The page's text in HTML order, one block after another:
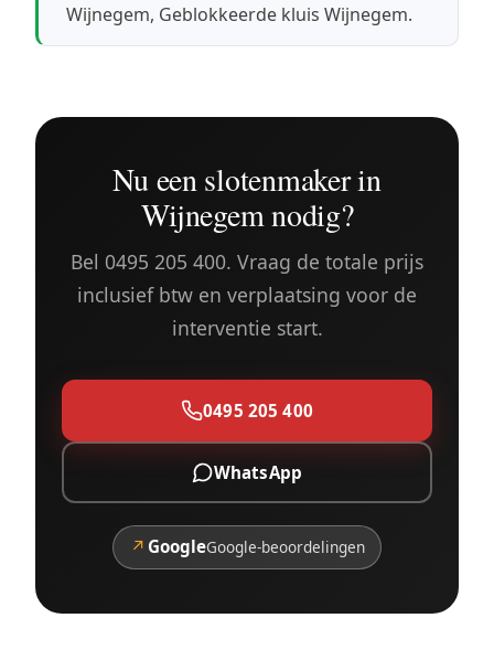
Wijnegem, Geblokkeerde kluis Wijnegem.
Nu een slotenmaker in
Wijnegem nodig?
Bel 0495 205 400. Vraag de totale prijs
inclusief btw en verplaatsing voor de
interventie start.
0495 205 400
WhatsApp
↗ GoogleGoogle-beoordelingen